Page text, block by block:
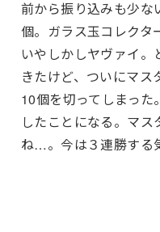
前から振り込みも少な
個。ガラス玉コレクタ
いやしかしヤヴァイ
きたけど、ついにマ
10個を切ってしまっ
したことになる。マ
ね…。今は３連勝する